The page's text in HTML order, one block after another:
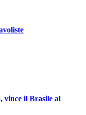
vince il Brasile al